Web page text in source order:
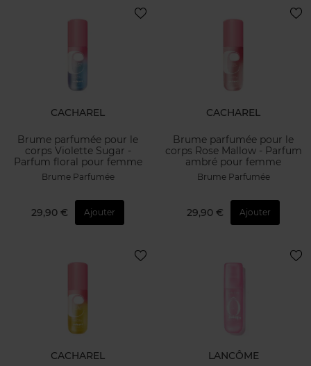
CACHAREL
Brume parfumée pour le
corps Violette Sugar -
Parfum floral pour femme
Brume Parfumée
29,90 € Ajouter
CACHAREL
Brume parfumée pour le
corps Rose Mallow - Parfum
ambré pour femme
Brume Parfumée
29,90 € Ajouter
CACHAREL LANCÔME